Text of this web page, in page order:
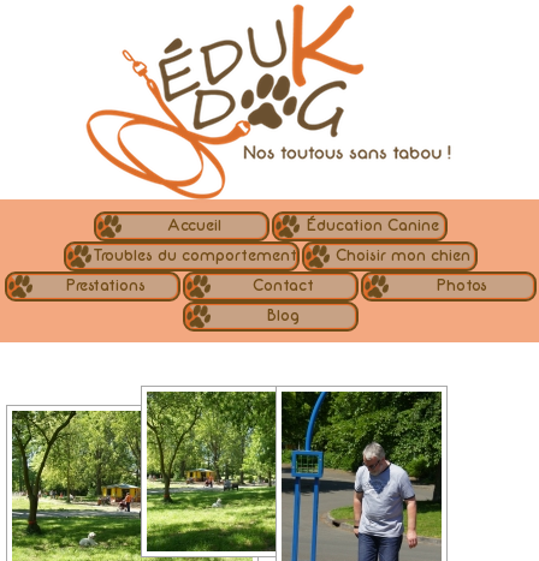
Accueil
Éducation Canine
Troubles du comportement
Choisir mon chien
Prestations
Contact
Photos
Blog